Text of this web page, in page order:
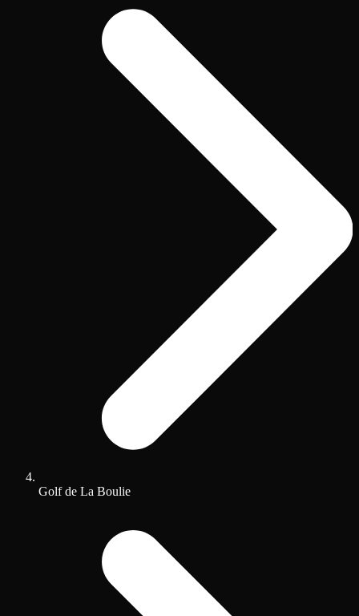
Golf de La Boulie